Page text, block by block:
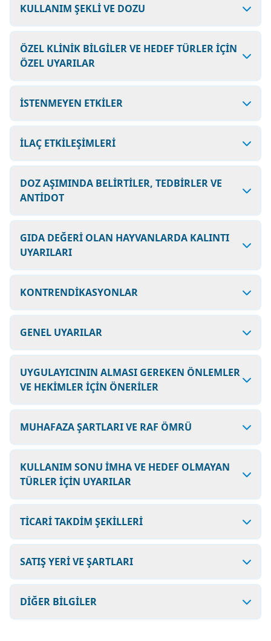
KULLANIM ŞEKLİ VE DOZU
ÖZEL KLİNİK BİLGİLER VE HEDEF TÜRLER İÇİN
ÖZEL UYARILAR
İSTENMEYEN ETKİLER
İLAÇ ETKİLEŞİMLERİ
DOZ AŞIMINDA BELİRTİLER, TEDBİRLER VE
ANTİDOT
GIDA DEĞERİ OLAN HAYVANLARDA KALINTI
UYARILARI
KONTRENDİKASYONLAR
GENEL UYARILAR
UYGULAYICININ ALMASI GEREKEN ÖNLEMLER
VE HEKİMLER İÇİN ÖNERİLER
MUHAFAZA ŞARTLARI VE RAF ÖMRÜ
KULLANIM SONU İMHA VE HEDEF OLMAYAN
TÜRLER İÇİN UYARILAR
TİCARİ TAKDİM ŞEKİLLERİ
SATIŞ YERİ VE ŞARTLARI
DİĞER BİLGİLER